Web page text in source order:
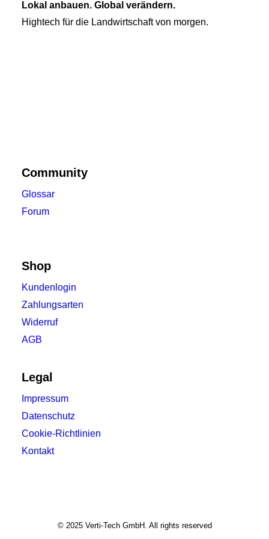
Lokal anbauen. Global verändern.
Hightech für die Landwirtschaft von morgen.
Community
Glossar
Forum
Shop
Kundenlogin
Zahlungsarten
Widerruf
AGB
Legal
Impressum
Datenschutz
Cookie-Richtlinien
Kontakt
© 2025 Verti-Tech GmbH. All rights reserved